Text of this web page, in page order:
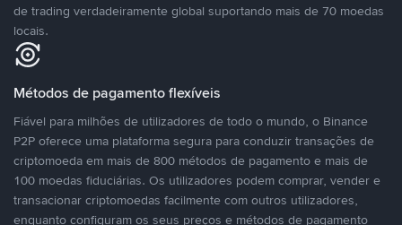
de trading verdadeiramente global suportando mais de 70 moedas
locais.
Métodos de pagamento flexíveis
Fiável para milhões de utilizadores de todo o mundo, o Binance
P2P oferece uma plataforma segura para conduzir transações de
criptomoeda em mais de 800 métodos de pagamento e mais de
100 moedas fiduciárias. Os utilizadores podem comprar, vender e
transacionar criptomoedas facilmente com outros utilizadores,
enquanto configuram os seus preços e métodos de pagamento